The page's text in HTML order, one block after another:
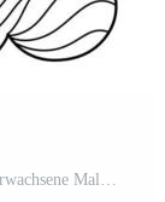
Einhorn Pferd und Wolke handgezeichnet für Erwachsene Malbuch Pro Vektor